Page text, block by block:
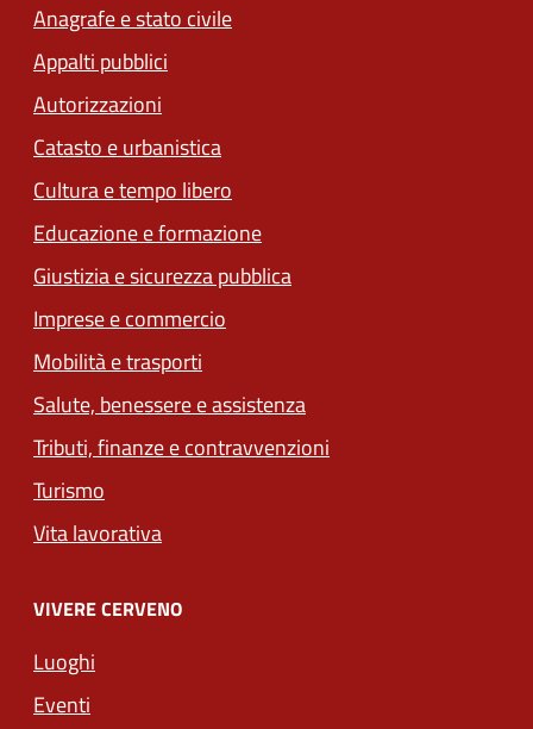
Anagrafe e stato civile
Appalti pubblici
Autorizzazioni
Catasto e urbanistica
Cultura e tempo libero
Educazione e formazione
Giustizia e sicurezza pubblica
Imprese e commercio
Mobilità e trasporti
Salute, benessere e assistenza
Tributi, finanze e contravvenzioni
Turismo
Vita lavorativa
VIVERE CERVENO
Luoghi
Eventi